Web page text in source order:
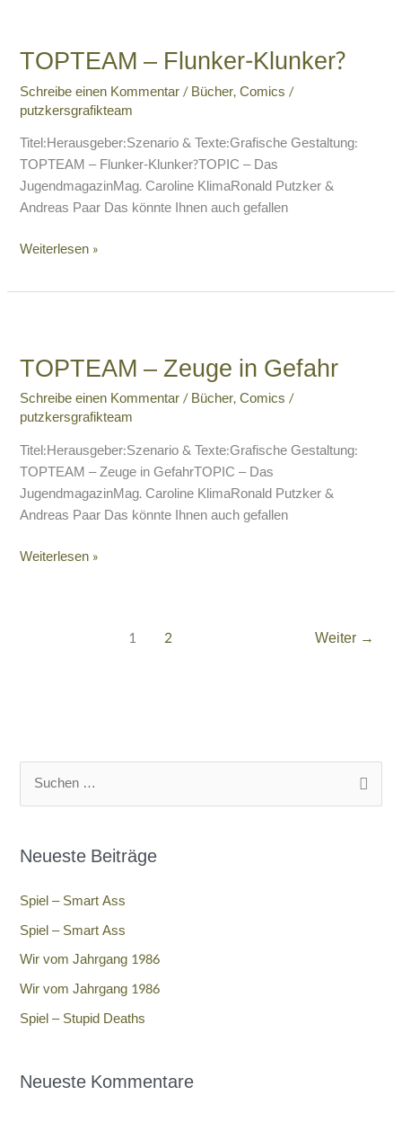
TOPTEAM – Flunker-Klunker?
Schreibe einen Kommentar/Bücher,Comics/
putzkersgrafikteam
Titel:Herausgeber:Szenario & Texte:Grafische Gestaltung:
TOPTEAM – Flunker-Klunker?TOPIC – Das
JugendmagazinMag. Caroline KlimaRonald Putzker &
Andreas Paar Das könnte Ihnen auch gefallen
Flunker-
Weiterlesen »
TOPTEAM – Zeuge in Gefahr
Schreibe einen Kommentar/Bücher,Comics/
putzkersgrafikteam
Titel:Herausgeber:Szenario & Texte:Grafische Gestaltung:
TOPTEAM – Zeuge in GefahrTOPIC – Das
JugendmagazinMag. Caroline KlimaRonald Putzker &
Andreas Paar Das könnte Ihnen auch gefallen
Zeuge
Gefahr
Weiterlesen »
1 2 Weiter →
u
h
n
a
c
h
Neueste Beiträge
Spiel – Smart Ass
Spiel – Smart Ass
Wir vom Jahrgang 1986
Wir vom Jahrgang 1986
Spiel – Stupid Deaths
Neueste Kommentare